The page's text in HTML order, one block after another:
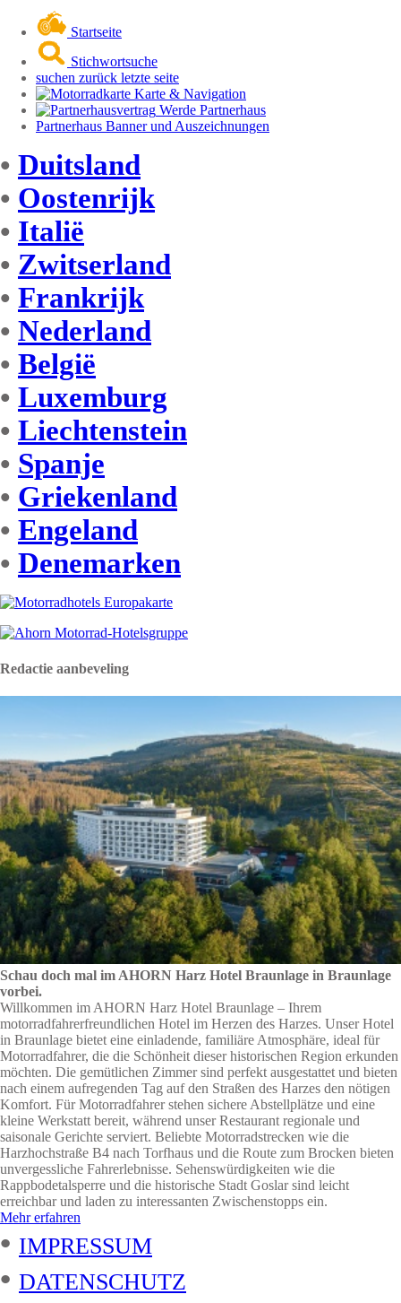
Startseite
Stichwortsuche
suchen zurück letzte seite
Karte & Navigation
Werde Partnerhaus
Partnerhaus Banner und Auszeichnungen
• Duitsland
• Oostenrijk
• Italië
• Zwitserland
• Frankrijk
• Nederland
• België
• Luxemburg
• Liechtenstein
• Spanje
• Griekenland
• Engeland
• Denemarken
Redactie aanbeveling
Schau doch mal im AHORN Harz Hotel Braunlage in Braunlage
vorbei.
Willkommen im AHORN Harz Hotel Braunlage – Ihrem
motorradfahrerfreundlichen Hotel im Herzen des Harzes. Unser Hotel
in Braunlage bietet eine einladende, familiäre Atmosphäre, ideal für
Motorradfahrer, die die Schönheit dieser historischen Region erkunden
möchten. Die gemütlichen Zimmer sind perfekt ausgestattet und bieten
nach einem aufregenden Tag auf den Straßen des Harzes den nötigen
Komfort. Für Motorradfahrer stehen sichere Abstellplätze und eine
kleine Werkstatt bereit, während unser Restaurant regionale und
saisonale Gerichte serviert. Beliebte Motorradstrecken wie die
Harzhochstraße B4 nach Torfhaus und die Route zum Brocken bieten
unvergessliche Fahrerlebnisse. Sehenswürdigkeiten wie die
Rappbodetalsperre und die historische Stadt Goslar sind leicht
erreichbar und laden zu interessanten Zwischenstopps ein.
Mehr erfahren
• IMPRESSUM
• DATENSCHUTZ